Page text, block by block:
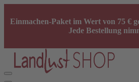
Einmachen-Paket im Wert von 75 €
Jede Bestellung